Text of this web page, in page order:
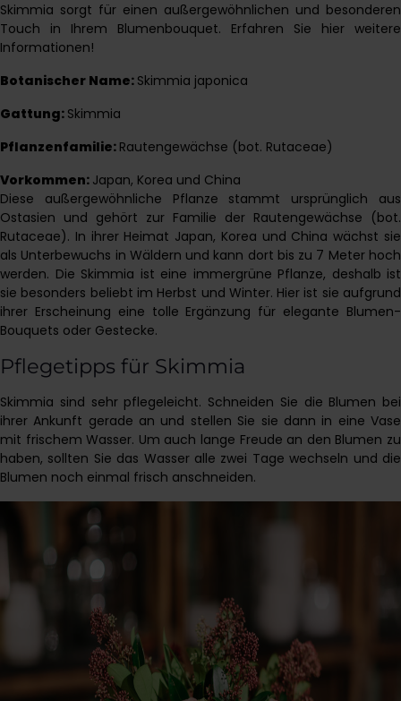
Skimmia sorgt für einen außergewöhnlichen und besonderen
Touch in Ihrem Blumenbouquet. Erfahren Sie hier weitere
Informationen!
Botanischer Name: Skimmia japonica
Gattung: Skimmia
Pflanzenfamilie: Rautengewächse (bot. Rutaceae)
Vorkommen: Japan, Korea und China
Diese außergewöhnliche Pflanze stammt ursprünglich aus
Ostasien und gehört zur Familie der Rautengewächse (bot.
Rutaceae). In ihrer Heimat Japan, Korea und China wächst sie
als Unterbewuchs in Wäldern und kann dort bis zu 7 Meter hoch
werden. Die Skimmia ist eine immergrüne Pflanze, deshalb ist
sie besonders beliebt im Herbst und Winter. Hier ist sie aufgrund
ihrer Erscheinung eine tolle Ergänzung für elegante Blumen-
Bouquets oder Gestecke.
Pflegetipps für Skimmia
Skimmia sind sehr pflegeleicht. Schneiden Sie die Blumen bei
ihrer Ankunft gerade an und stellen Sie sie dann in eine Vase
mit frischem Wasser. Um auch lange Freude an den Blumen zu
haben, sollten Sie das Wasser alle zwei Tage wechseln und die
Blumen noch einmal frisch anschneiden.